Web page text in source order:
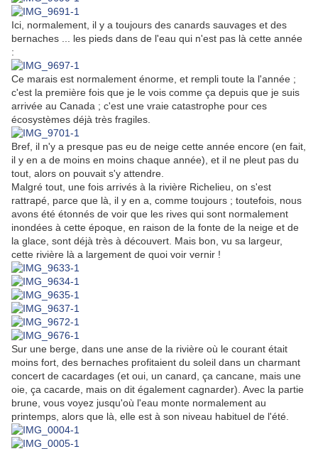
Ici, normalement, il y a toujours des canards sauvages et des
bernaches ... les pieds dans de l'eau qui n'est pas là cette année
:
Ce marais est normalement énorme, et rempli toute la l'année ;
c'est la première fois que je le vois comme ça depuis que je suis
arrivée au Canada ; c'est une vraie catastrophe pour ces
écosystèmes déjà très fragiles.
Bref, il n'y a presque pas eu de neige cette année encore (en fait,
il y en a de moins en moins chaque année), et il ne pleut pas du
tout, alors on pouvait s'y attendre.
Malgré tout, une fois arrivés à la rivière Richelieu, on s'est
rattrapé, parce que là, il y en a, comme toujours ; toutefois, nous
avons été étonnés de voir que les rives qui sont normalement
inondées à cette époque, en raison de la fonte de la neige et de
la glace, sont déjà très à découvert. Mais bon, vu sa largeur,
cette rivière là a largement de quoi voir vernir !
Sur une berge, dans une anse de la rivière où le courant était
moins fort, des bernaches profitaient du soleil dans un charmant
concert de cacardages (et oui, un canard, ça cancane, mais une
oie, ça cacarde, mais on dit également cagnarder). Avec la partie
brune, vous voyez jusqu'où l'eau monte normalement au
printemps, alors que là, elle est à son niveau habituel de l'été.